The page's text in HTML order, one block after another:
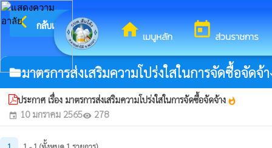
homeเมนูหลัก todayส่วนราชการ
arrow_back_ios กลับเมนูหลัก
folderมาตรการส่งเสริมความโปร่งใสในการจัดซื้อจัดจ้า
ประกาศ เรื่อง มาตรการส่งเสริมความโปร่งใสในการจัดซื้อจัดจ้าง whatshot
event 10 มกราคม 2565visibility 278